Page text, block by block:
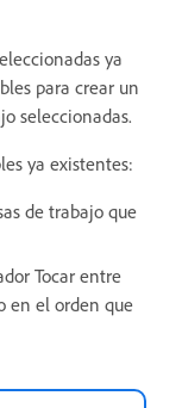
ya
para crear un
seleccionadas.
ya existentes:
de trabajo que
Tocar entre
en el orden que